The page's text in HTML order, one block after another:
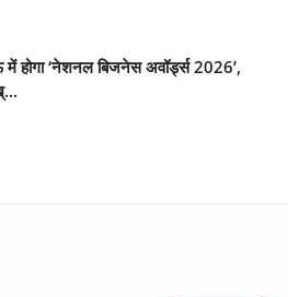
होगा ‘नेशनल बिजनेस अवॉर्ड्स 2026’,